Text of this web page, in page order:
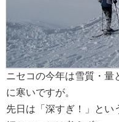
ニセコの今年は雪質・量
に寒いですが。
先日は「深すぎ！」とい